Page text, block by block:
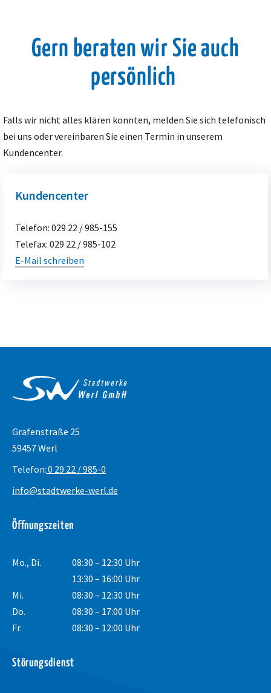
Gern beraten wir Sie auch
persönlich
Falls wir nicht alles klären konnten, melden Sie sich telefonisch
bei uns oder vereinbaren Sie einen Termin in unserem
Kundencenter.
Kundencenter
Telefon: 029 22 / 985-155
Telefax: 029 22 / 985-102
E-Mail schreiben
Service & Kontakt
Grafenstraße 25
59457 Werl
Telefon:0 29 22 / 985-0
info@stadtwerke-werl.de
Öffnungszeiten
Mo., Di.
08:30 – 12:30 Uhr
13:30 – 16:00 Uhr
Mi.
08:30 – 12:30 Uhr
Do.
08:30 – 17:00 Uhr
Fr.
08:30 – 12:00 Uhr
Störungsdienst